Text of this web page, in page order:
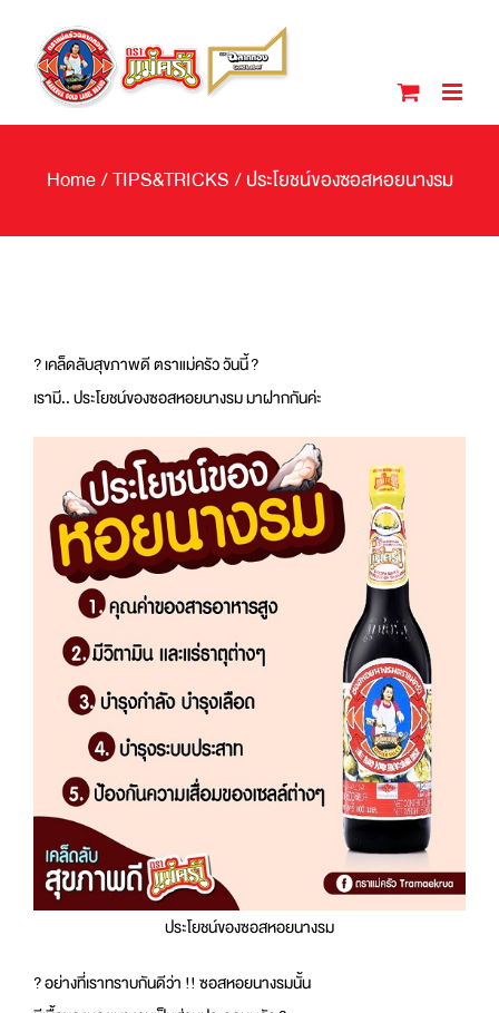
content
Home/TIPS&TRICKS / ประโยชน์ของซอสหอยนางรม
?เคล็ดลับสุขภาพดี ตราแม่ครัว วันนี้?
เรามี.. ประโยชน์ของซอสหอยนางรม มาฝากกันค่ะ
ประโยชน์ของซอสหอยนางรม
?อย่างที่เราทราบกันดีว่า !! ซอสหอยนางรมนั้น